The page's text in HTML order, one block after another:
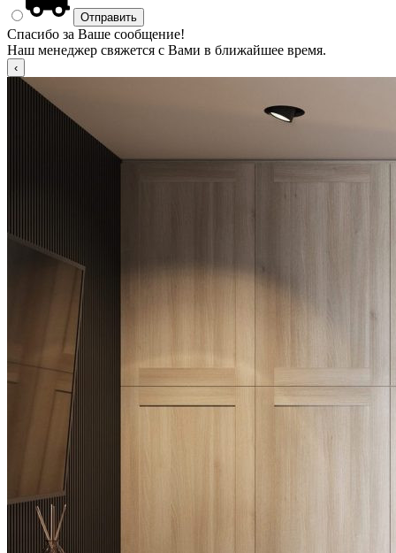
Спасибо за Ваше сообщение!
Наш менеджер свяжется с Вами в ближайшее время.